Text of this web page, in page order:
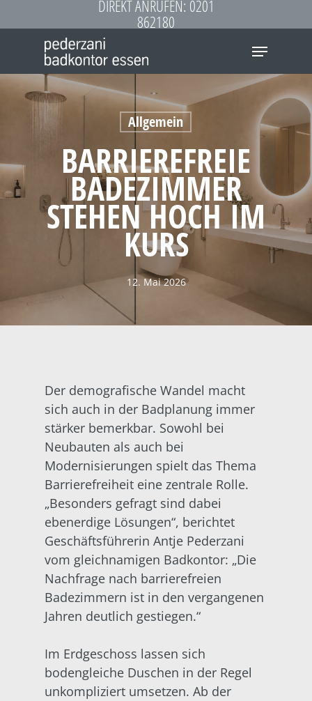
to
DIREKT ANRUFEN: 0201
862180
Menu
Allgemein
BARRIEREFREIE
BADEZIMMER
STEHEN HOCH IM
KURS
12. Mai 2026
Der demografische Wandel macht
sich auch in der Badplanung immer
stärker bemerkbar. Sowohl bei
Neubauten als auch bei
Modernisierungen spielt das Thema
Barrierefreiheit eine zentrale Rolle.
„Besonders gefragt sind dabei
ebenerdige Lösungen“, berichtet
Geschäftsführerin Antje Pederzani
vom gleichnamigen Badkontor: „Die
Nachfrage nach barrierefreien
Badezimmern ist in den vergangenen
Jahren deutlich gestiegen.“
Im Erdgeschoss lassen sich
bodengleiche Duschen in der Regel
unkompliziert umsetzen. Ab der